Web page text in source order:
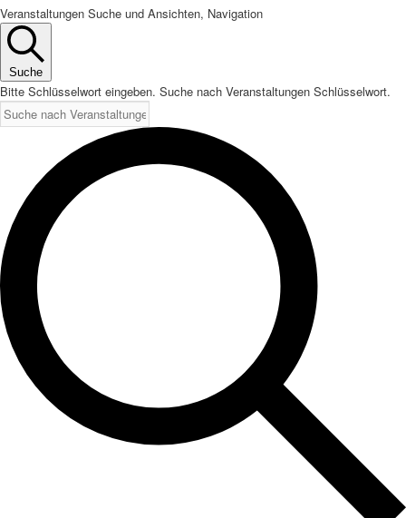
Veranstaltungen Suche und Ansichten, Navigation
Suche
Bitte Schlüsselwort eingeben. Suche nach Veranstaltungen Schlüsselwort.